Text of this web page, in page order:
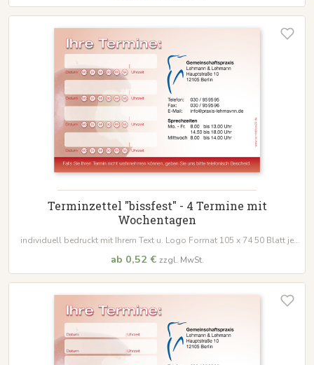
Terminzettel "bissfest" - 4 Termine mit
Wochentagen
individuell bedruckt mit Ihrem Text u. Logo Format 105 x 74 50 Blatt je
ab 0,52 € zzgl. MwSt.